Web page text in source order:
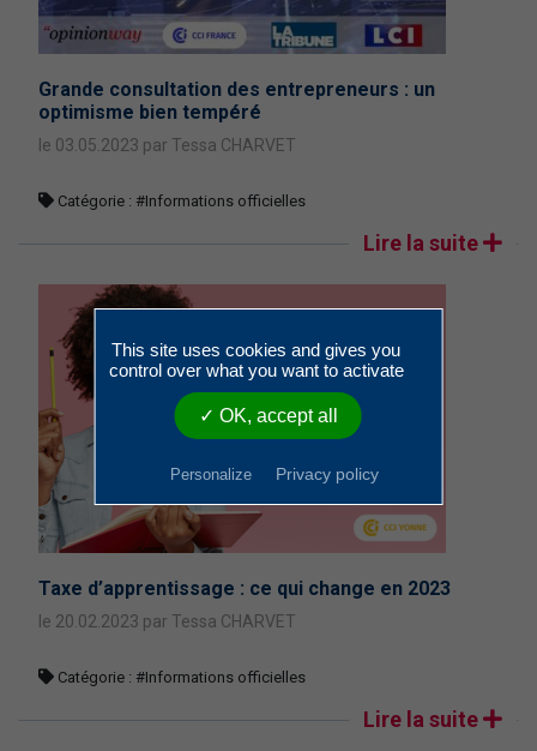
Grande consultation des entrepreneurs : un
optimisme bien tempéré
le 03.05.2023 par Tessa CHARVET
Catégorie : #Informations officielles
Lire la suite
Taxe d’apprentissage : ce qui change en 2023
le 20.02.2023 par Tessa CHARVET
Catégorie : #Informations officielles
Lire la suite
This site uses cookies and gives you
control over what you want to activate
✓ OK, accept all
Personalize Privacy policy